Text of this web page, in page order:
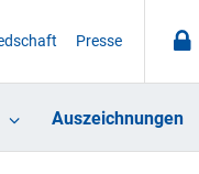
Presse
Auszeichnungen